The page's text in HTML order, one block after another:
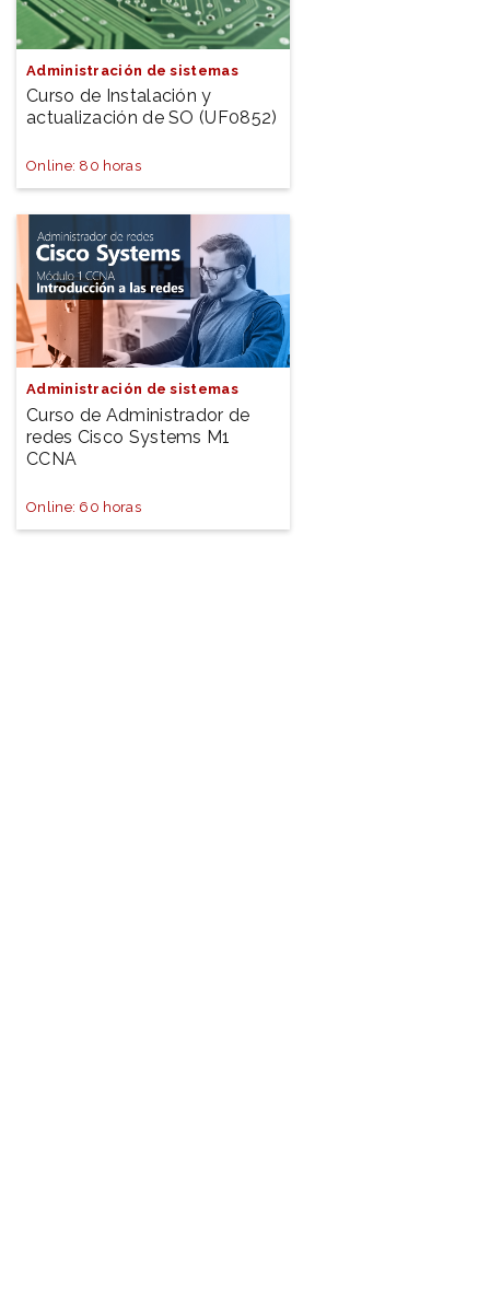
Administración de sistemas
Curso de Instalación y
actualización de SO (UF0852)
Online: 80 horas
Administración de sistemas
Curso de Administrador de
redes Cisco Systems M1
CCNA
Online: 60 horas